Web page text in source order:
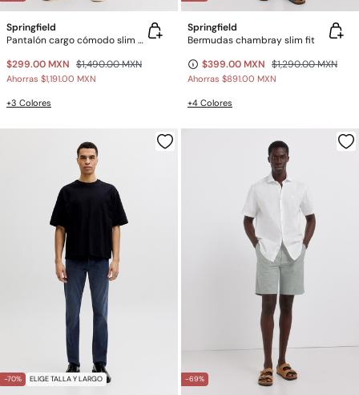
Springfield
Pantalón cargo cómodo slim fit
$299.00 MXN $1,490.00 MXN
Ahorras $1,191.00 MXN
+3 Colores
Springfield
Bermudas chambray slim fit
$399.00 MXN $1,290.00 MXN
Ahorras $891.00 MXN
+4 Colores
-70% ELIGE TALLA Y LARGO -69%